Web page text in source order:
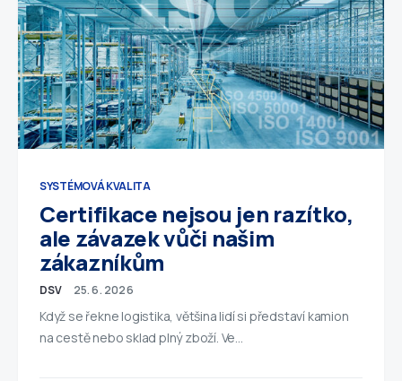
SYSTÉMOVÁ KVALITA
Certifikace nejsou jen razítko,
ale závazek vůči našim
zákazníkům
DSV 25. 6. 2026
Když se řekne logistika, většina lidí si představí kamion
na cestě nebo sklad plný zboží. Ve…